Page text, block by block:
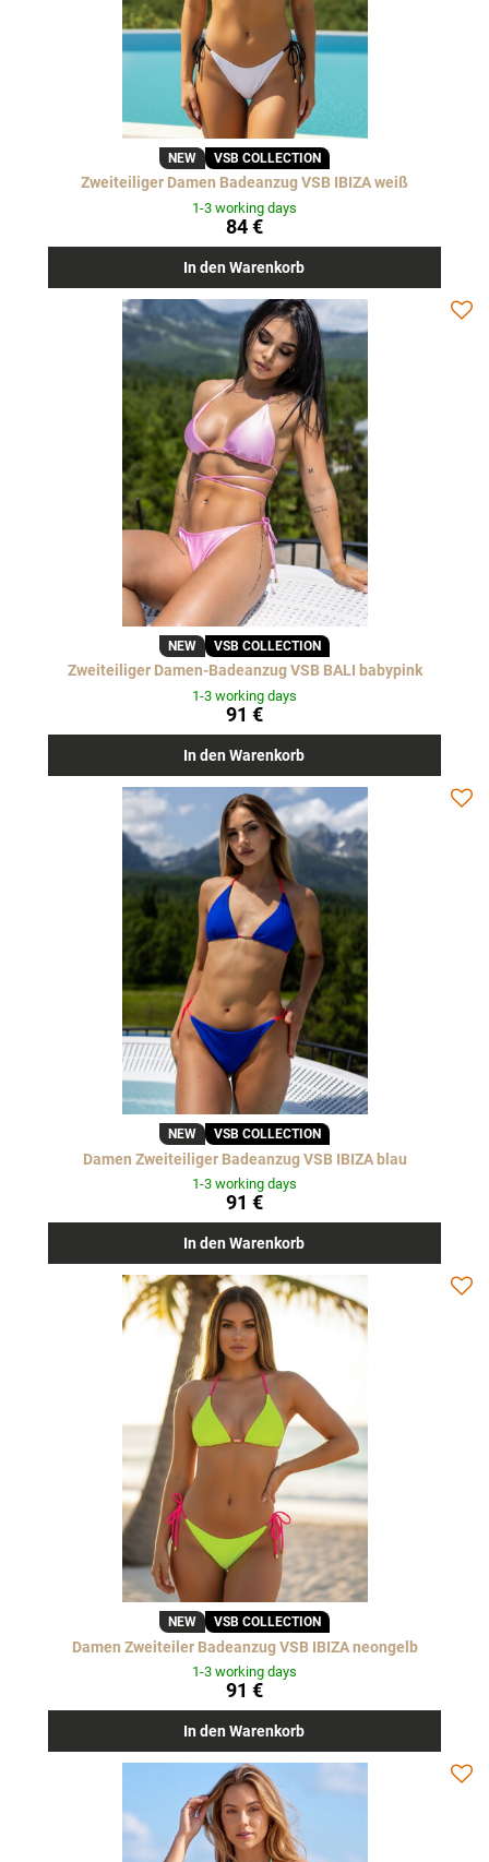
NEW VSB COLLECTION
Zweiteiliger Damen Badeanzug VSB IBIZA weiß
1-3 working days
84 €
In den Warenkorb
NEW VSB COLLECTION
Zweiteiliger Damen-Badeanzug VSB BALI babypink
1-3 working days
91 €
In den Warenkorb
NEW VSB COLLECTION
Damen Zweiteiliger Badeanzug VSB IBIZA blau
1-3 working days
91 €
In den Warenkorb
NEW VSB COLLECTION
Damen Zweiteiler Badeanzug VSB IBIZA neongelb
1-3 working days
91 €
In den Warenkorb